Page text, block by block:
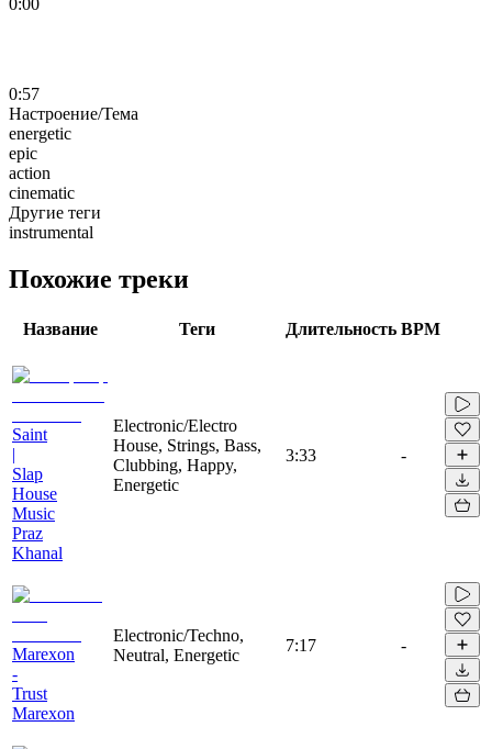
0:57
Настроение/Тема
energetic
epic
action
cinematic
Другие теги
instrumental
Похожие треки
Название Теги Длительность BPM
Saint
|
Slap
House
Music
Praz
Khanal
Electronic/Electro
House, Strings, Bass,
Clubbing, Happy,
Energetic
3:33 -
Marexon
-
Trust
Marexon
Electronic/Techno,
Neutral, Energetic
7:17 -